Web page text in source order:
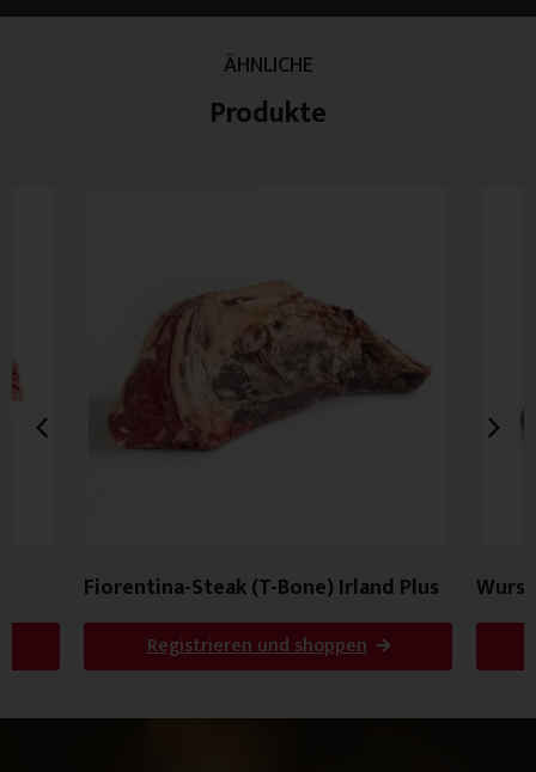
ÄHNLICHE
Produkte
Fiorentina-Steak (T-Bone) Irland Plus
Registrieren und shoppen